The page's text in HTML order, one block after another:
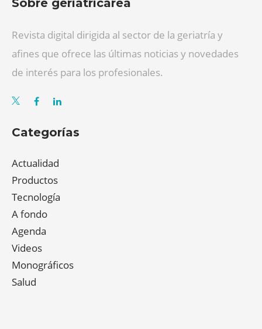
Revista digital dirigida al sector de la geriatría y
afines que ofrece las últimas noticias y novedades
de interés para los profesionales.
Categorías
Actualidad
Productos
Tecnología
A fondo
Agenda
Videos
Monográficos
Salud